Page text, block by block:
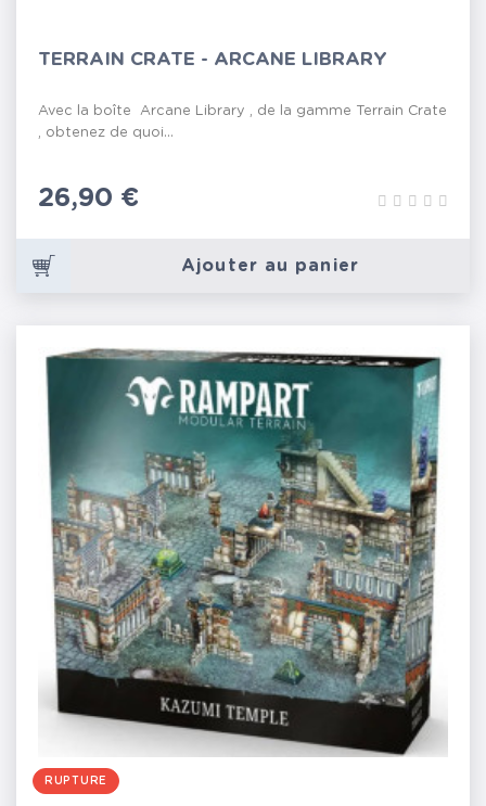
TERRAIN CRATE - ARCANE LIBRARY
Avec la boîte Arcane Library , de la gamme Terrain Crate
, obtenez de quoi...
Prix
26,90 €
Ajouter au panier
RUPTURE